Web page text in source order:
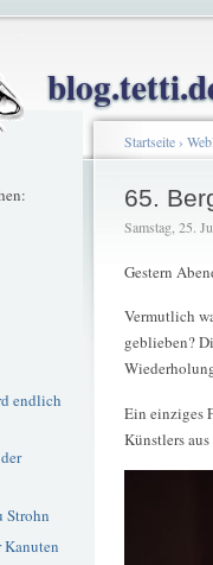
endlich
Strohn
Startseite›
65.
Samstag, 25.
Gestern
Vermutlich
geblieben?
Ein einziges
Künstlers